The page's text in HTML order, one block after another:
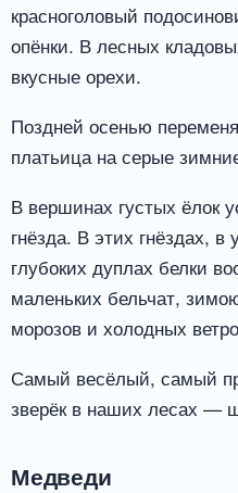
красноголовый
опёнки. В лесных
вкусные орехи.
Поздней осенью
платьица на серые
В вершинах густых ёлок
гнёзда. В этих гнёздах,
глубоких дуплах белки
маленьких бельчат,
морозов и холодных
Самый весёлый, самый
зверёк в наших лесах —
Медведи